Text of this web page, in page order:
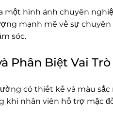
hình ảnh chuyên
mạnh mẽ về sự
sóc.
Phân Biệt Vai Trò
có thiết kế và màu
khi nhân viên hỗ trợ mặc